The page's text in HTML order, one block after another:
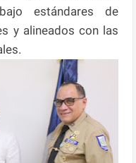
estándares de
y alineados con las